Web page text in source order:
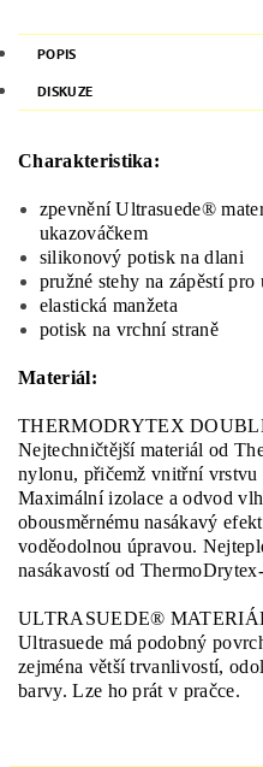
POPIS
DISKUZE
Charakteristika:
zpevnění Ultrasuede®
ukazováčkem
silikonový potisk na dlani
pružné stehy na zápěstí pro
elastická manžeta
potisk na vrchní straně
Materiál:
THERMODRYTEX
Nejtechničtější materiál od
nylonu, přičemž vnitřní
Maximální izolace a odvod
obousměrnému nasákavý
voděodolnou úpravou.
nasákavostí od
ULTRASUEDE®
Ultrasuede má podobný
zejména větší trvanlivostí,
barvy. Lze ho prát v pračce.